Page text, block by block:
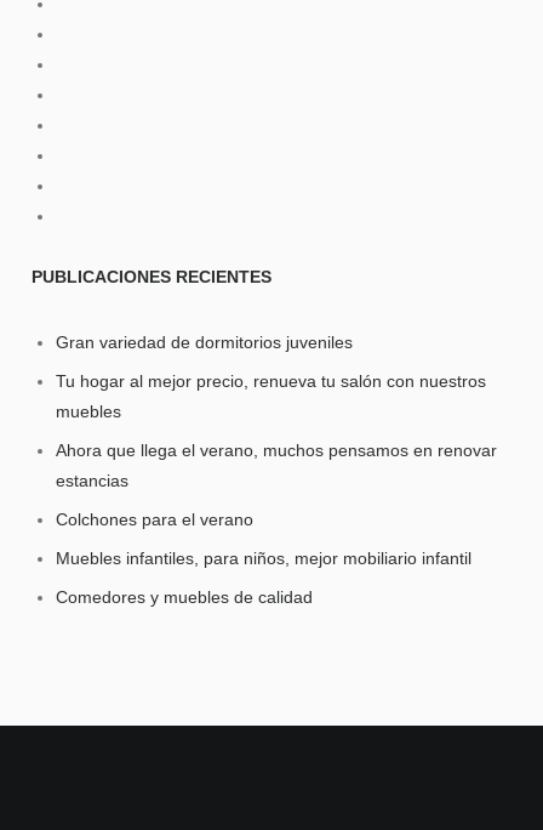
PUBLICACIONES RECIENTES
Gran variedad de dormitorios juveniles
Tu hogar al mejor precio, renueva tu salón con nuestros
muebles
Ahora que llega el verano, muchos pensamos en renovar
estancias
Colchones para el verano
Muebles infantiles, para niños, mejor mobiliario infantil
Comedores y muebles de calidad